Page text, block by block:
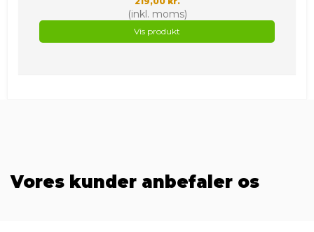
(inkl. moms)
Vis produkt
Vores kunder anbefaler os